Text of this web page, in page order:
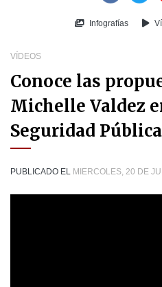
Infografías
VÍDEOS
Conoce las
Michelle Valdez
Seguridad
PUBLICADO EL MIERCOLES, 20 DE